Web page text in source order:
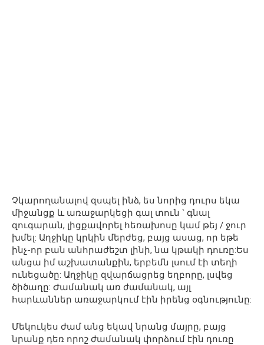
Չկարողանալով զսպել ինձ, ես նորից դուրս եկա
միջանցք և առաջարկեցի գալ տուն ՝ գնալ
զուգարան, լիցքավորել հեռախոսը կամ թեյ / ջուր
խմել: Աղջիկը կրկին մերժեց, բայց ասաց, որ եթե
ինչ-որ բան անհրաժեշտ լինի, նա կթակի դուռը:Ես
անցա իմ աշխատանքին, երբեմն լսում էի տեղի
ունեցածը: Աղջիկը զվարճացրեց եղբորը, լսվեց
ծիծաղը: Ժամանակ առ ժամանակ, այլ
հարևաններ առաջարկում էին իրենց օգնությունը:
Մեկուկես ժամ անց եկավ նրանց մայրը, բայց
նրանք դեռ որոշ ժամանակ փորձում էին դուռը